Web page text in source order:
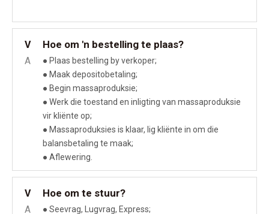
V Hoe om 'n bestelling te plaas?
A
● Plaas bestelling by verkoper;
● Maak depositobetaling;
● Begin massaproduksie;
● Werk die toestand en inligting van massaproduksie
vir kliënte op;
● Massaproduksies is klaar, lig kliënte in om die
balansbetaling te maak;
● Aflewering.
V Hoe om te stuur?
A
● Seevrag, Lugvrag, Express;